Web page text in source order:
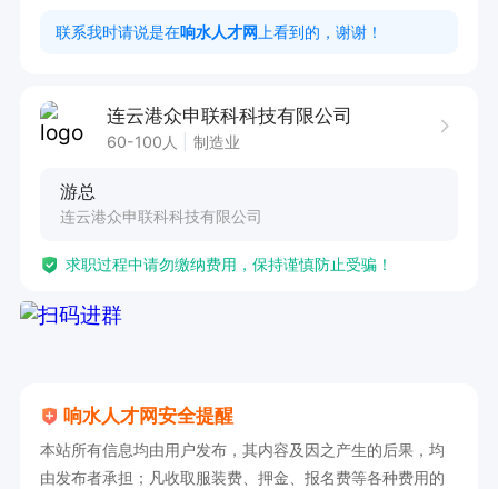
联系我时请说是在响水人才网 上看到的，谢谢！
连云港众申联科科技有限公司
60-100人 制造业
游总
连云港众申联科科技有限公司
求职过程中请勿缴纳费用，保持谨慎防止受骗！
响水人才网安全提醒
本站所有信息均由用户发布，其内容及因之产生的后果，均
由发布者承担；凡收取服装费、押金、报名费等各种费用的